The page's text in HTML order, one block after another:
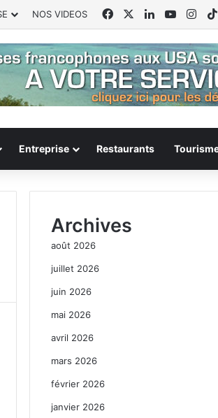
NOS VIDEOS FacebookLinkedinYouTube
Entreprise Restaurants
Archives
août 2026
juillet 2026
juin 2026
mai 2026
avril 2026
mars 2026
février 2026
janvier 2026